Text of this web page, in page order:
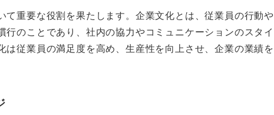
て重要な役割を果たします。企業文化とは、従業員の行動や
のことであり、社内の協力やコミュニケーションのスタイ
は従業員の満足度を高め、生産性を向上させ、企業の業績を